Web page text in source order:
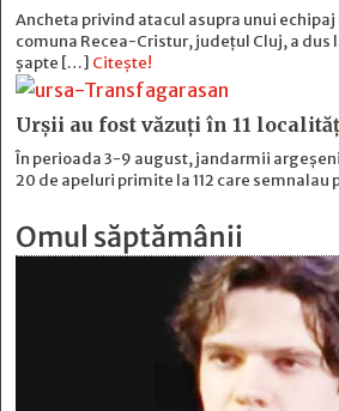
Ancheta privind atacul asupra unui
comuna Recea-Cristur, județul Cluj, a dus
șapte […] Citește!
Urșii au fost văzuți în 11
În perioada 3-9 august, jandarmii
20 de apeluri primite la 112 care
Omul săptămânii